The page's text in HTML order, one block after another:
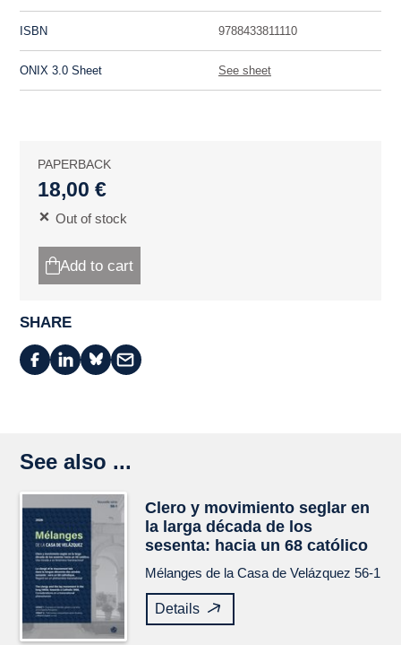
ISBN 9788433811110
ONIX 3.0 Sheet See sheet
PAPERBACK
18,00 €
Out of stock
Add to cart
SHARE
See also ...
Clero y movimiento seglar en
la larga década de los
sesenta: hacia un 68 católico
Mélanges de la Casa de Velázquez 56-1
Details